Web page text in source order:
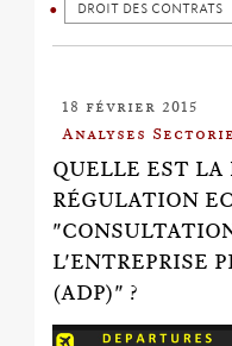
DROIT DES CONTRATS
18 février 2015
Analyses
QUELLE EST LA
RÉGULATION
L'ENTREPRISE
(ADP)" ?